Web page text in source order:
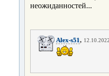
неожиданностей...
Alex-s51,